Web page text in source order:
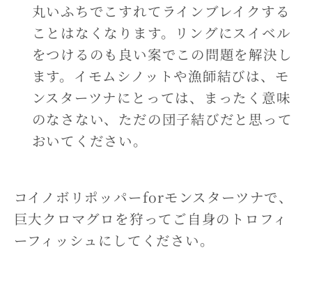
丸いふちでこすれてラインブレイクする
ことはなくなります。リングにスイベル
をつけるのも良い案でこの問題を解決し
ます。イモムシノットや漁師結びは、モ
ンスターツナにとっては、まったく意味
のなさない、ただの団子結びだと思って
おいてください。
コイノボリポッパーforモンスターツナで、
巨大クロマグロを狩ってご自身のトロフィ
ーフィッシュにしてください。